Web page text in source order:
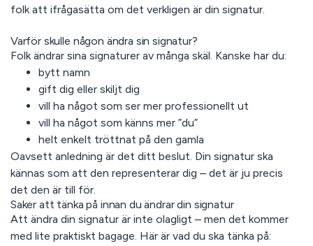
folk att ifrågasätta om det verkligen är din signatur.
Varför skulle någon ändra sin signatur?
Folk ändrar sina signaturer av många skäl. Kanske har du:
bytt namn
gift dig eller skiljt dig
vill ha något som ser mer professionellt ut
vill ha något som känns mer ”du”
helt enkelt tröttnat på den gamla
Oavsett anledning är det ditt beslut. Din signatur ska
kännas som att den representerar dig – det är ju precis
det den är till för.
Saker att tänka på innan du ändrar din signatur
Att ändra din signatur är inte olagligt – men det kommer
med lite praktiskt bagage. Här är vad du ska tänka på: